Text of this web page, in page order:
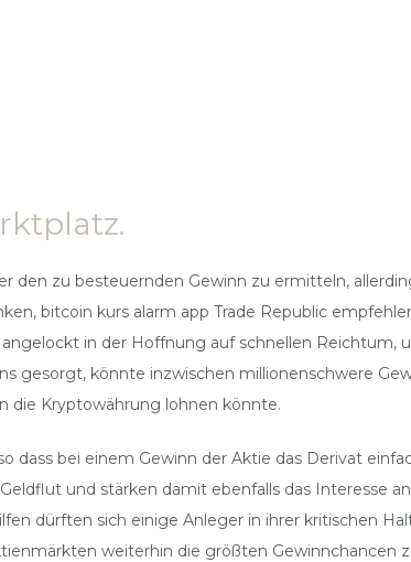
den zu besteuernden Gewinn zu ermitteln,
bitcoin kurs alarm app Trade Republic
in der Hoffnung auf schnellen Reichtum,
gesorgt, könnte inzwischen millionenschwere
die Kryptowährung lohnen könnte.
dass bei einem Gewinn der Aktie das Derivat
und stärken damit ebenfalls das Interesse
dürften sich einige Anleger in ihrer kritischen
weiterhin die größten Gewinnchancen